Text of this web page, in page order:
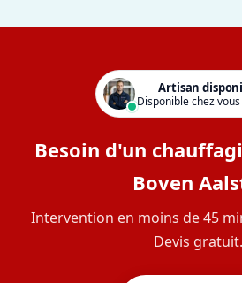
Artisan
Disponible chez
Besoin d'un
Boven
Intervention en moins de 45
Devis gratuit.